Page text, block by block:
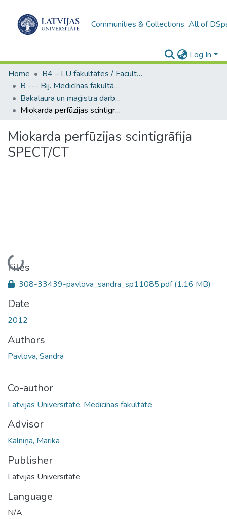
Communities & Collections All of
Log In
Home
B4 – LU fakultātes / Faculties of the UL
B --- Bij. Medicīnas fakultātes studentu noslēguma darbi / Faculty of Medicine - Graduate works
Bakalaura un maģistra darbi (MF) / Bachelor's and Master's theses
Miokarda perfūzijas scintigrāfija SPECT/CT
Miokarda perfūzijas scintigrāfija
SPECT/CT
Loading...
Files
308-33439-pavlova_sandra_sp11085.pdf(1.16 MB)
Date
2012
Authors
Pavlova, Sandra
Co-author
Latvijas Universitāte. Medicīnas fakultāte
Advisor
Kalniņa, Marika
Publisher
Latvijas Universitāte
Language
N/A